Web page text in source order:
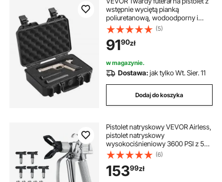
wstępnie wyciętą pianką
poliuretanową, wodoodporny i
pyłoszczelny, twardy futerał na 1
pistolet, 12,59 × 9,01 × 4,4 cala,
zamykany na klucz, czarny
(5)
9190zł
w magazynie.
Dostawa:jak tylko Wt. Sier. 11
Dodaj do koszyka
Pistolet natryskowy VEVOR Airless,
pistolet natryskowy
wysokociśnieniowy 3600 PSI z 5
dyszami, 211, 315, 417, 517, 623,
zestaw pistoletów natryskowych
Airless z filtrami oraz igłą
czyszczącą i szczotką
(6)
15399zł